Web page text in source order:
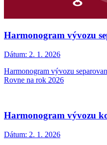
Harmonogram vývozu
Dátum: 2. 1. 2026
Harmonogram vývozu
Rovne na rok 2026
Harmonogram vývozu
Dátum: 2. 1. 2026